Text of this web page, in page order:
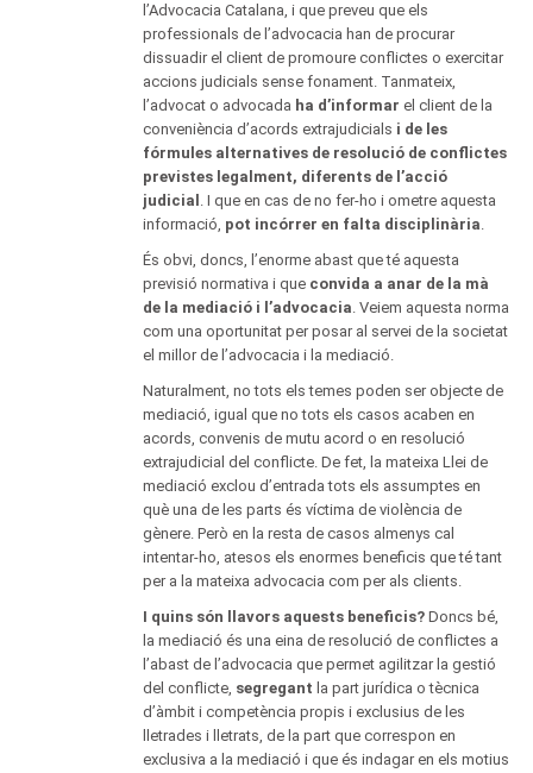
l’Advocacia Catalana, i que preveu que els
professionals de l’advocacia han de procurar
dissuadir el client de promoure conflictes o exercitar
accions judicials sense fonament. Tanmateix,
l’advocat o advocada ha d’informar el client de la
conveniència d’acords extrajudicials i de les
fórmules alternatives de resolució de conflictes
previstes legalment, diferents de l’acció
judicial . I que en cas de no fer-ho i ometre aquesta
informació, pot incórrer en falta disciplinària.
És obvi, doncs, l’enorme abast que té aquesta
previsió normativa i que convida a anar de la mà
de la mediació i l’advocacia. Veiem aquesta norma
com una oportunitat per posar al servei de la societat
el millor de l’advocacia i la mediació.
Naturalment, no tots els temes poden ser objecte de
mediació, igual que no tots els casos acaben en
acords, convenis de mutu acord o en resolució
extrajudicial del conflicte. De fet, la mateixa Llei de
mediació exclou d’entrada tots els assumptes en
què una de les parts és víctima de violència de
gènere. Però en la resta de casos almenys cal
intentar-ho, atesos els enormes beneficis que té tant
per a la mateixa advocacia com per als clients.
I quins són llavors aquests beneficis? Doncs bé,
la mediació és una eina de resolució de conflictes a
l’abast de l’advocacia que permet agilitzar la gestió
del conflicte, segregant la part jurídica o tècnica
d’àmbit i competència propis i exclusius de les
lletrades i lletrats, de la part que correspon en
exclusiva a la mediació i que és indagar en els motius